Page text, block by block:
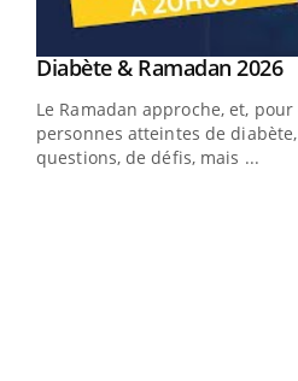
Youtube
Diabète & Ramadan 2026
Le Ramadan approche, et,
personnes atteintes de
questions, de défis, mais ...